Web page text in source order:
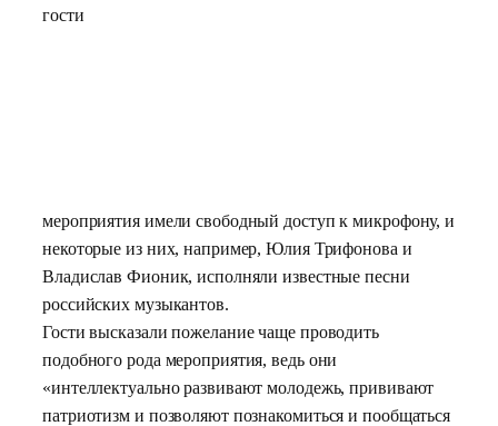
гости
мероприятия имели свободный доступ к микрофону, и
некоторые из них, например, Юлия Трифонова и
Владислав Фионик, исполняли известные песни
российских музыкантов.
Гости высказали пожелание чаще проводить
подобного рода мероприятия, ведь они
«интеллектуально развивают молодежь, прививают
патриотизм и позволяют познакомиться и пообщаться